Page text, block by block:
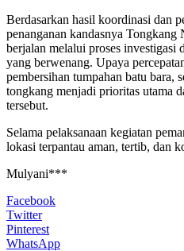
Berdasarkan hasil koordinasi dan
penanganan kandasnya
berjalan melalui proses investigasi
yang berwenang. Upaya
pembersihan tumpahan batu bara,
tongkang menjadi prioritas utama
tersebut.
Selama pelaksanaan kegiatan
lokasi terpantau aman, tertib, dan
Mulyani***
Facebook
Twitter
Pinterest
WhatsApp